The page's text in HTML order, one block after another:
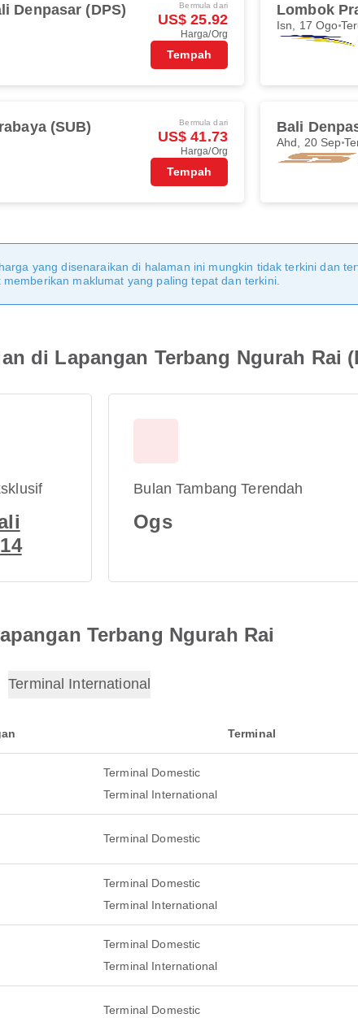
Denpasar (DPS) Bermula dari
US$ 25.92
Harga/Org
Tempah
Lombok
Isn, 17 Ogo
(SUB) Bermula dari
US$ 41.73
Harga/Org
Tempah
Bali
Ahd, 20 Sep
yang disenaraikan di halaman ini mungkin tidak terkini dan
maklumat yang paling tepat dan terkini.
di Lapangan Terbang Ngurah Rai
Bulan Tambang Terendah
Ogs
Terbang Ngurah Rai
Terminal International
Terminal
Terminal Domestic
Terminal International
Terminal Domestic
Terminal Domestic
Terminal International
Terminal Domestic
Terminal International
Terminal Domestic